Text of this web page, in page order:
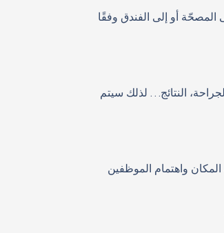
أو إلى الفندق وفقًا
النتائج… لذلك سيتم
المريض من الهدوء ورفاهية المكان واهتمام الموظفين